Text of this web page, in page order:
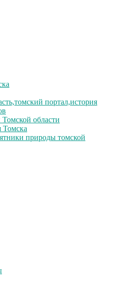
портал,история
области
Томска
природы томской